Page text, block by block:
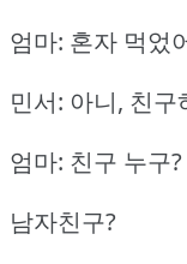
엄마: 혼자 먹었
민서: 아니, 친구
엄마: 친구 누구?
남자친구?